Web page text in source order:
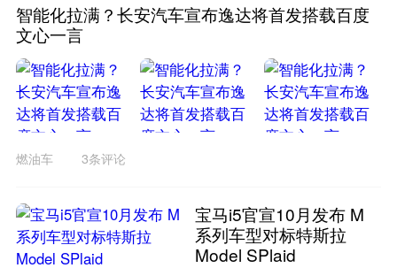
智能化拉满？长安汽车宣布逸达将首发搭载百度
文心一言
燃油车 3条评论
宝马i5官宣10月发布 M
系列车型对标特斯拉
Model SPlaid